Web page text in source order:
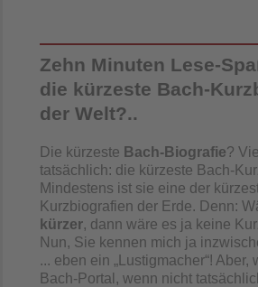
Zehn Minuten Lese-
die kürzeste Bach-
der Welt?..
Die kürzeste Bach-Biografie?
tatsächlich: die kürzeste Bach-
Mindestens ist sie eine der
Kurzbiografien der Erde. Denn:
kürzer, dann wäre es ja keine
Nun, Sie kennen mich ja
... eben ein „ Lustigmacher“! Aber,
Bach-Portal, wenn nicht